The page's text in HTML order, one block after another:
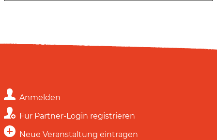
Anmelden
Für Partner-Login registrieren
Neue Veranstaltung eintragen